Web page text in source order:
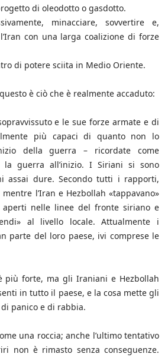
di oleodotto o gasdotto.
minacciare, sovvertire e,
con una larga coalizione di forze
di potere sciita in Medio Oriente.
è ciò che è realmente accaduto:
e le sue forze armate e di
più capaci di quanto non lo
della guerra – ricordate come
la guerra all’inizio. I Siriani si sono
assai dure. Secondo tutti i rapporti,
l’Iran e Hezbollah «tappavano»
nelle linee del fronte siriano e
al livello locale. Attualmente i
parte del loro paese, ivi comprese le
più forte, ma gli Iraniani e Hezbollah
in tutto il paese, e la cosa mette gli
panico e di rabbia.
una roccia; anche l’ultimo tentativo
non è rimasto senza conseguenze.